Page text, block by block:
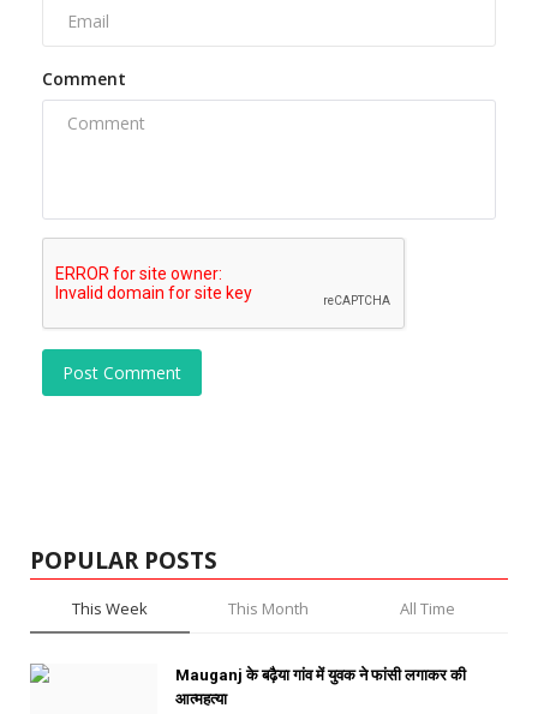
Comment
Post Comment
POPULAR POSTS
This Week This Month All Time
Mauganj के बढ़ैया गांव में युवक ने फांसी लगाकर की
आत्महत्या